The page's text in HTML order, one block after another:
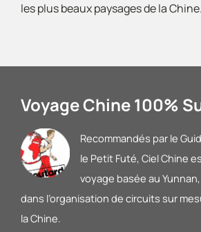
les plus beaux paysages de la Chine.
Voyage Chine 100%
Recommandés par le
le Petit Futé, Ciel Chine
voyage basée au
dans l’organisation de circuits sur
la Chine.